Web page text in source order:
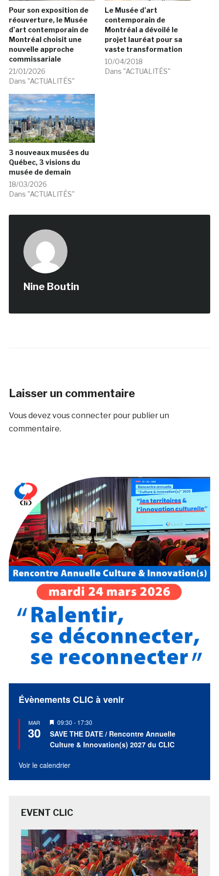
Pour son exposition de
réouverture, le Musée
d’art contemporain de
Montréal choisit une
nouvelle approche
commissariale
21/01/2026
Dans "ACTUALITÉS"
Le Musée d’art
contemporain de
Montréal a dévoilé le
projet lauréat pour sa
vaste transformation
10/04/2018
Dans "ACTUALITÉS"
3 nouveaux musées du
Québec, 3 visions du
musée de demain
18/03/2026
Dans "ACTUALITÉS"
Nine Boutin
Laisser un commentaire
Vous devezvous connecterpour publier un
commentaire.
Évènements CLIC à venir
MAR
30
Mis
en
avant
09:30 - 17:30
SAVE THE DATE / Rencontre Annuelle
Culture & Innovation(s) 2027 du CLIC
Voir le calendrier
EVENT CLIC